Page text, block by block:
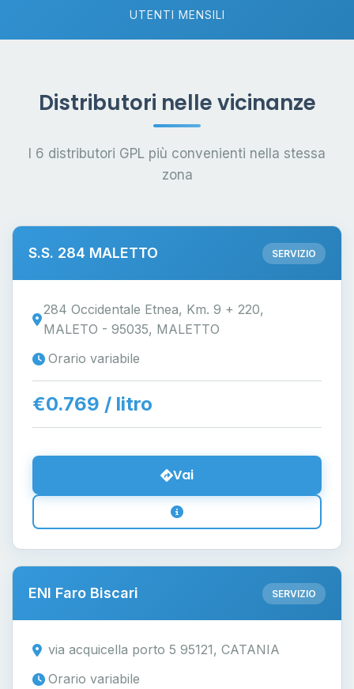
UTENTI MENSILI
Distributori nelle vicinanze
I 6 distributori GPL più convenienti nella stessa
zona
S.S. 284 MALETTO SERVIZIO
284 Occidentale Etnea, Km. 9 + 220,
MALETO - 95035, MALETTO
Orario variabile
€0.769 / litro
Vai
ENI Faro Biscari SERVIZIO
via acquicella porto 5 95121, CATANIA
Orario variabile